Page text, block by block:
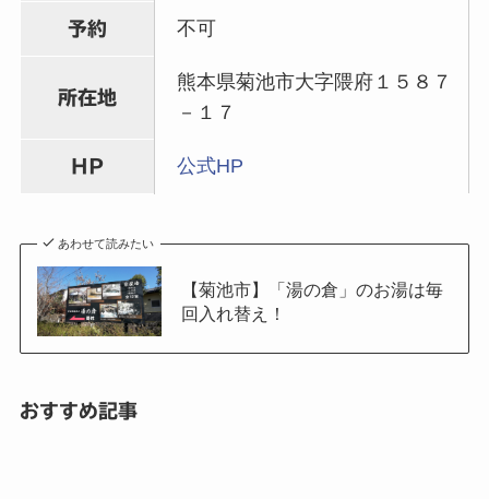
予約 不可
所在地
熊本県菊池市大字隈府１５８７
－１７
HP 公式HP
あわせて読みたい
【菊池市】「湯の倉」のお湯は毎
回入れ替え！
おすすめ記事